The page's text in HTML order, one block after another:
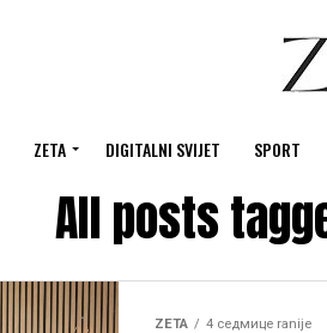
ZETA DIGITALNI SVIJET SPORT
All posts
ZETA 4 седмице ranije